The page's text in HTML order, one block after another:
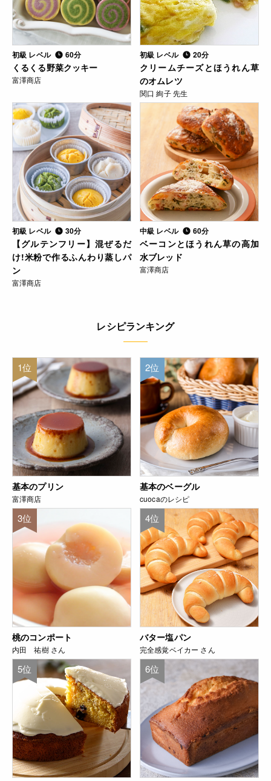
初級 レベル 60分
くるくる野菜クッキー
富澤商店
初級 レベル 20分
クリームチーズとほうれん草
のオムレツ
関口 絢子 先生
初級 レベル 30分
【グルテンフリー】混ぜるだ
け!米粉で作るふんわり蒸しパ
ン
富澤商店
中級 レベル 60分
ベーコンとほうれん草の高加
水ブレッド
富澤商店
レシピランキング
1位
基本のプリン
富澤商店
2位
基本のベーグル
cuocaのレシピ
3位
桃のコンポート
内田 祐樹 さん
4位
バター塩パン
完全感覚ベイカー さん
5位 6位